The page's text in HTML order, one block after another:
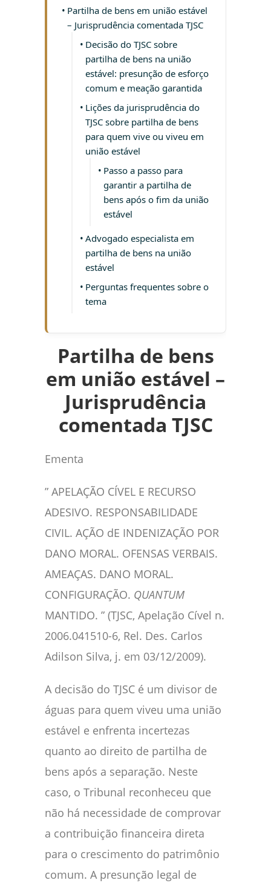
Partilha de bens em união estável
– Jurisprudência comentada TJSC
Decisão do TJSC sobre
partilha de bens na união
estável: presunção de esforço
comum e meação garantida
Lições da jurisprudência do
TJSC sobre partilha de bens
para quem vive ou viveu em
união estável
Passo a passo para
garantir a partilha de
bens após o fim da união
estável
Advogado especialista em
partilha de bens na união
estável
Perguntas frequentes sobre o
tema
Partilha de bens
em união estável –
Jurisprudência
comentada TJSC
Ementa
” APELAÇÃO CÍVEL E RECURSO
ADESIVO. RESPONSABILIDADE
CIVIL. AÇÃO dE INDENIZAÇÃO POR
DANO MORAL. OFENSAS VERBAIS.
AMEAÇAS. DANO MORAL.
CONFIGURAÇÃO. QUANTUM
MANTIDO. ” (TJSC, Apelação Cível n.
2006.041510-6, Rel. Des. Carlos
Adilson Silva, j. em 03/12/2009).
A decisão do TJSC é um divisor de
águas para quem viveu uma união
estável e enfrenta incertezas
quanto ao direito de partilha de
bens após a separação. Neste
caso, o Tribunal reconheceu que
não há necessidade de comprovar
a contribuição financeira direta
para o crescimento do patrimônio
comum. A presunção legal de